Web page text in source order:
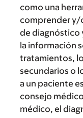
como una
comprender y/
de diagnóstico
la información
tratamientos,
secundarios o
a un paciente
consejo
médico, el